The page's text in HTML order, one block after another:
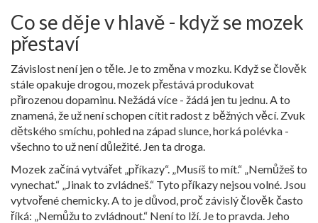
Co se děje v hlavě - když se mozek
přestaví
Závislost není jen o těle. Je to změna v mozku. Když se člověk
stále opakuje drogou, mozek přestává produkovat
přirozenou dopaminu. Nežádá více - žádá jen tu jednu. A to
znamená, že už není schopen cítit radost z běžných věcí. Zvuk
dětského smíchu, pohled na západ slunce, horká polévka -
všechno to už není důležité. Jen ta droga.
Mozek začíná vytvářet „příkazy“. „Musíš to mít.“ „Nemůžeš to
vynechat.“ „Jinak to zvládneš.“ Tyto příkazy nejsou volné. Jsou
vytvořené chemicky. A to je důvod, proč závislý člověk často
říká: „Nemůžu to zvládnout.“ Není to lží. Je to pravda. Jeho